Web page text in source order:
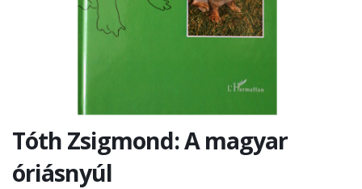
Tóth Zsigmond: A magyar
óriásnyúl